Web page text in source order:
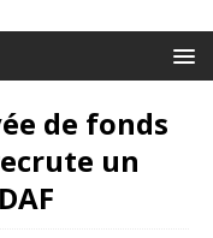
de fonds
un